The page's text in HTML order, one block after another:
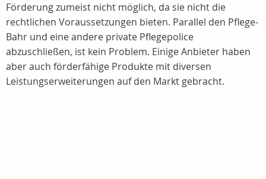
Förderung zumeist nicht möglich, da sie nicht die
rechtlichen Voraussetzungen bieten. Parallel den Pflege-
Bahr und eine andere private Pflegepolice
abzuschließen, ist kein Problem. Einige Anbieter haben
aber auch förderfähige Produkte mit diversen
Leistungserweiterungen auf den Markt gebracht.